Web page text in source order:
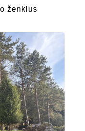
ženklus